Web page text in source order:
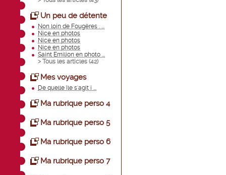
Un peu de détente
Non loin de Fougères . ...
Nice en photos
Nice en photos
Nice en photos
Saint Emilion en photo ...
> Tous les articles (42)
Mes voyages
De quelle île s'agit i ...
Ma rubrique perso 4
Ma rubrique perso 5
Ma rubrique perso 6
Ma rubrique perso 7